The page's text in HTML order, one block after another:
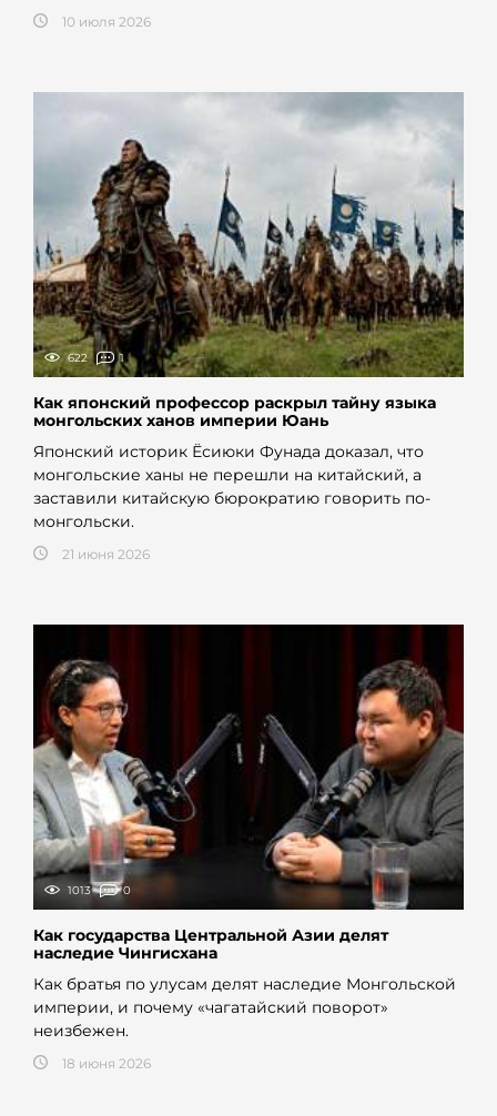
10 июля 2026
622 1
Как японский профессор раскрыл тайну языка
монгольских ханов империи Юань
Японский историк Ёсиюки Фунада доказал, что
монгольские ханы не перешли на китайский, а
заставили китайскую бюрократию говорить по-
монгольски.
21 июня 2026
1013 0
Как государства Центральной Азии делят
наследие Чингисхана
Как братья по улусам делят наследие Монгольской
империи, и почему «чагатайский поворот»
неизбежен.
18 июня 2026